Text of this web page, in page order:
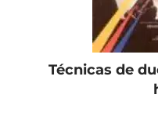
Técnicas de